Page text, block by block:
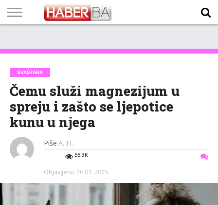
TECH
PROGRAM
PROGNOZA
PUTEVIMA
LISTA
NAMA
SVAŠTARA
Čemu služi magnezijum u
spreju i zašto se ljepotice
kunu u njega
Piše A. H.
55.3K
Objavljeno 26.01. 2025.